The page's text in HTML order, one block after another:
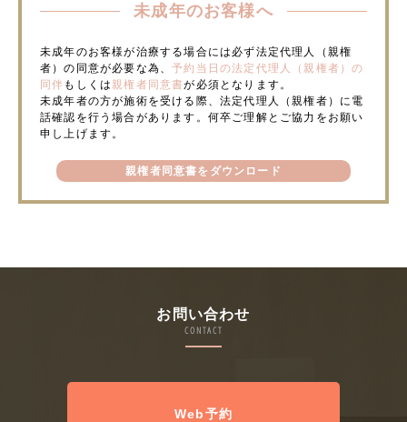
未成年のお客様へ
未成年のお客様が治療する場合には必ず法定代理人（親権
者）の同意が必要な為、予約当日の法定代理人（親権者）の
同伴 もしくは 親権者同意書が必須となります。
未成年者の方が施術を受ける際、法定代理人（親権者）に電
話確認を行う場合があります。何卒ご理解とご協力をお願い
申し上げます。
親権者同意書をダウンロード
お問い合わせ
CONTACT
Web予約